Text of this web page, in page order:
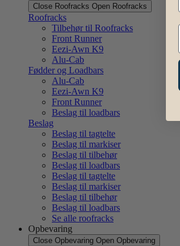
Close Roofracks Open Roofracks
Roofracks
Tilbehør til Roofracks
Front Runner
Eezi-Awn K9
Alu-Cab
Fødder og Loadbars
Alu-Cab
Eezi-Awn K9
Front Runner
Beslag til loadbars
Beslag
Beslag til tagtelte
Beslag til markiser
Beslag til tilbehør
Beslag til loadbars
Beslag til tagtelte
Beslag til markiser
Beslag til tilbehør
Beslag til loadbars
Se alle roofracks
Opbevaring
Close Opbevaring Open Opbevaring